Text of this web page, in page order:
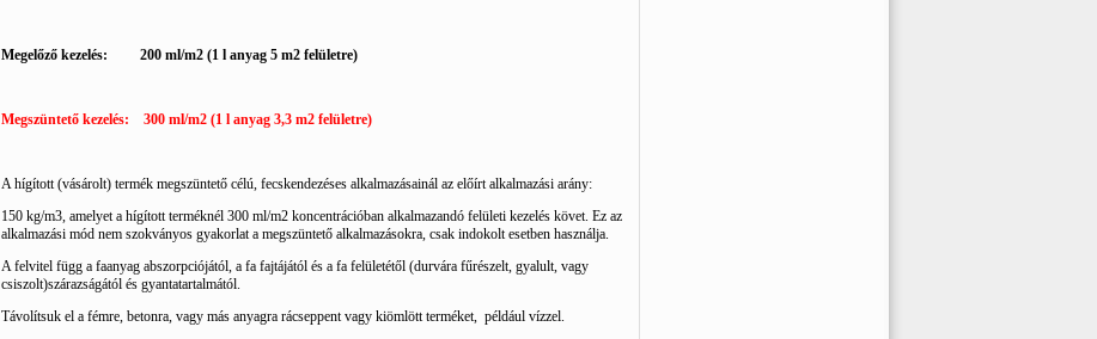
Megelőző kezelés: 200 ml/m2 (1 l anyag 5 m2 felületre)
Megszüntető kezelés: 300 ml/m2 (1 l anyag 3,3 m2 felületre)
A hígított (vásárolt) termék megszüntető célú, fecskendezéses alkalmazásainál az előírt alkalmazási arány:
150 kg/m3, amelyet a hígított terméknél 300 ml/m2 koncentrációban alkalmazandó felületi kezelés követ. Ez az
alkalmazási mód nem szokványos gyakorlat a megszüntető alkalmazásokra, csak indokolt esetben használja.
A felvitel függ a faanyag abszorpciójától, a fa fajtájától és a fa felületétől (durvára fűrészelt, gyalult, vagy
csiszolt)szárazságától és gyantatartalmától.
Távolítsuk el a fémre, betonra, vagy más anyagra rácseppent vagy kiömlött terméket, például vízzel.